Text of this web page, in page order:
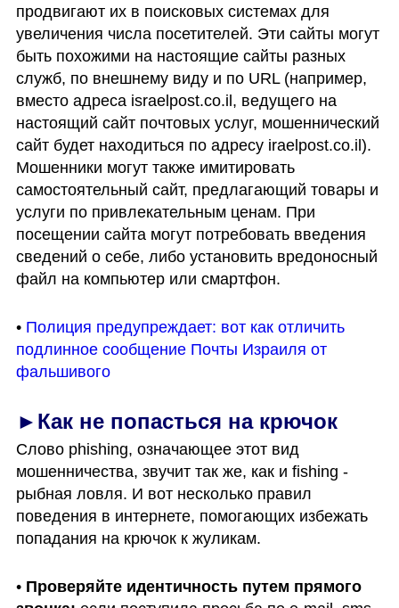
продвигают их в поисковых системах для
увеличения числа посетителей. Эти сайты могут
быть похожими на настоящие сайты разных
служб, по внешнему виду и по URL (например,
вместо адреса israelpost.co.il, ведущего на
настоящий сайт почтовых услуг, мошеннический
сайт будет находиться по адресу iraelpost.co.il).
Мошенники могут также имитировать
самостоятельный сайт, предлагающий товары и
услуги по привлекательным ценам. При
посещении сайта могут потребовать введения
сведений о себе, либо установить вредоносный
файл на компьютер или смартфон.
• Полиция предупреждает: вот как отличить
подлинное сообщение Почты Израиля от
фальшивого
►Как не попасться на крючок
Слово phishing, означающее этот вид
мошенничества, звучит так же, как и fishing -
рыбная ловля. И вот несколько правил
поведения в интернете, помогающих избежать
попадания на крючок к жуликам.
• Проверяйте идентичность путем прямого